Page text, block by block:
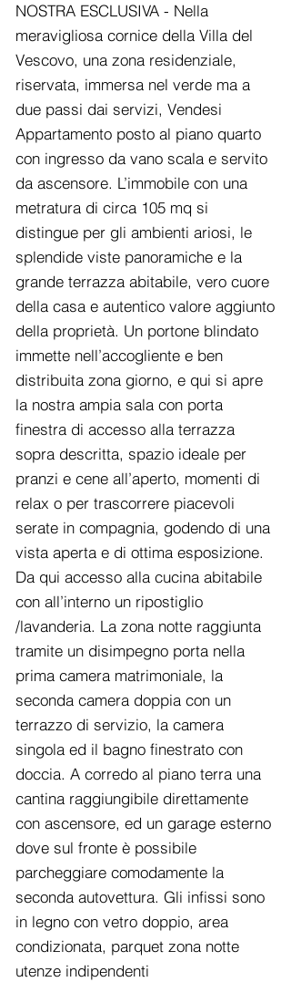
NOSTRA ESCLUSIVA - Nella
meravigliosa cornice della Villa del
Vescovo, una zona residenziale,
riservata, immersa nel verde ma a
due passi dai servizi, Vendesi
Appartamento posto al piano quarto
con ingresso da vano scala e servito
da ascensore. L’immobile con una
metratura di circa 105 mq si
distingue per gli ambienti ariosi, le
splendide viste panoramiche e la
grande terrazza abitabile, vero cuore
della casa e autentico valore aggiunto
della proprietà. Un portone blindato
immette nell’accogliente e ben
distribuita zona giorno, e qui si apre
la nostra ampia sala con porta
finestra di accesso alla terrazza
sopra descritta, spazio ideale per
pranzi e cene all’aperto, momenti di
relax o per trascorrere piacevoli
serate in compagnia, godendo di una
vista aperta e di ottima esposizione.
Da qui accesso alla cucina abitabile
con all’interno un ripostiglio
/lavanderia. La zona notte raggiunta
tramite un disimpegno porta nella
prima camera matrimoniale, la
seconda camera doppia con un
terrazzo di servizio, la camera
singola ed il bagno finestrato con
doccia. A corredo al piano terra una
cantina raggiungibile direttamente
con ascensore, ed un garage esterno
dove sul fronte è possibile
parcheggiare comodamente la
seconda autovettura. Gli infissi sono
in legno con vetro doppio, area
condizionata, parquet zona notte
utenze indipendenti